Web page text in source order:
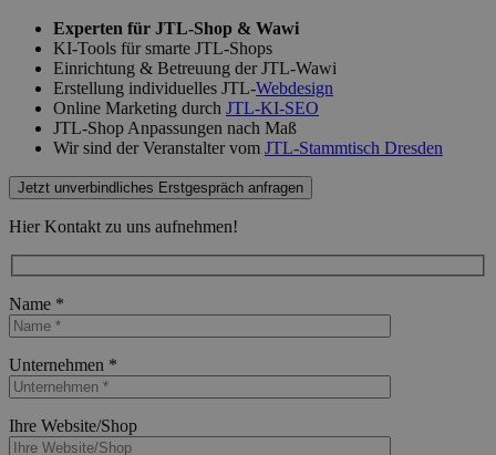
Experten für JTL-Shop & Wawi
KI-Tools für smarte JTL-Shops
Einrichtung & Betreuung der JTL-Wawi
Erstellung individuelles JTL-Webdesign
Online Marketing durch JTL-KI-SEO
JTL-Shop Anpassungen nach Maß
Wir sind der Veranstalter vom JTL-Stammtisch Dresden
Jetzt unverbindliches Erstgespräch anfragen
Hier Kontakt zu uns aufnehmen!
Name *
Unternehmen *
Ihre Website/Shop